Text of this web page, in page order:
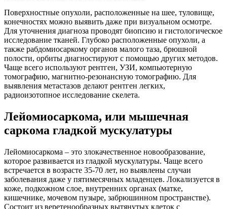
Поверхностные опухоли, расположенные на шее, туловище,
конечностях можно выявить даже при визуальном осмотре.
Для уточнения диагноза проводят биопсию и гистологическое
исследование тканей. Глубоко расположенные опухоли, а
также рабдомиосаркому органов малого таза, брюшной
полости, орбиты диагностируют с помощью других методов.
Чаще всего используют рентген, УЗИ, компьютерную
томографию, магнитно-резонансную томографию. Для
выявления метастазов делают рентген легких,
радиоизотопное исследование скелета.
Лейомиосаркома, или мышечная
саркома гладкой мускулатуры
Лейомиосаркома – это злокачественное новообразование,
которое развивается из гладкой мускулатуры. Чаще всего
встречается в возрасте 35-70 лет, но выявлены случаи
заболевания даже у пятимесячных младенцев. Локализуется в
коже, подкожном слое, внутренних органах (матке,
кишечнике, мочевом пузыре, забрюшинном пространстве).
Состоит из веретенообразных вытянутых клеток с